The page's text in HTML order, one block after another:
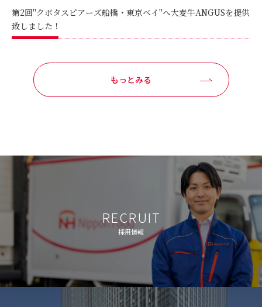
第2回"クボタスピアーズ船橋・東京ベイ"へ大麦牛ANGUSを提供
致しました！
もっとみる
RECRUIT
採用情報